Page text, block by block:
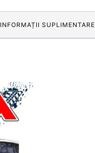
INFORMAȚII SUPLIMENTARE